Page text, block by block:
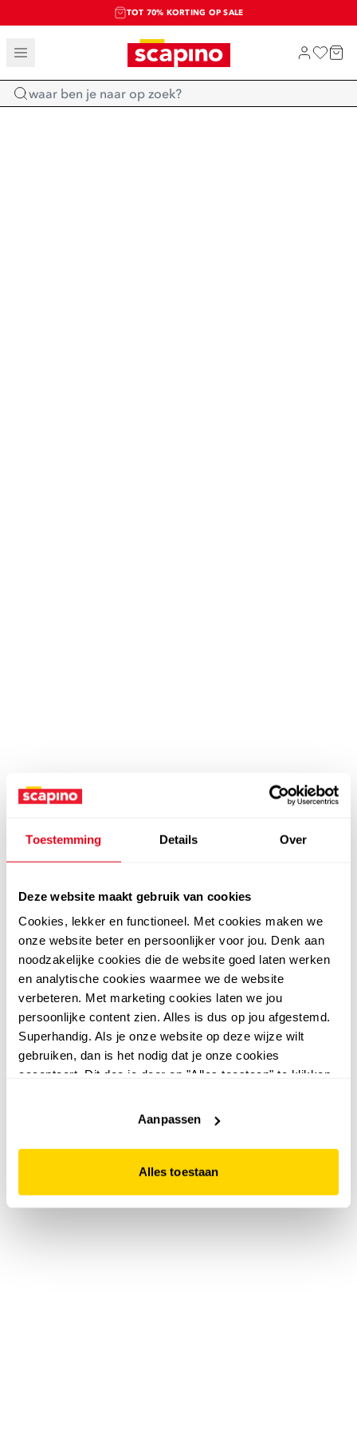
Toestemming Details Over
Deze website maakt gebruik van cookies
Cookies, lekker en functioneel. Met cookies maken we
onze website beter en persoonlijker voor jou. Denk aan
noodzakelijke cookies die de website goed laten werken
en analytische cookies waarmee we de website
verbeteren. Met marketing cookies laten we jou
persoonlijke content zien. Alles is dus op jou afgestemd.
Superhandig. Als je onze website op deze wijze wilt
gebruiken, dan is het nodig dat je onze cookies
accepteert. Dit doe je door op "Alles toestaan" te klikken.
website niet optimaal functioneert.
Aanpassen
Alles toestaan
TOT 70% KORTING OP SALE
SALE: LAATSTE KANS!
SHOP NIEUW
Home